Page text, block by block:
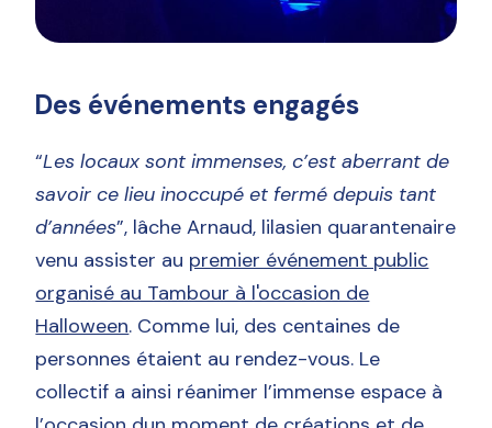
Des événements engagés
“Les locaux sont immenses, c’est aberrant de
savoir ce lieu inoccupé et fermé depuis tant
d’années”, lâche Arnaud, lilasien quarantenaire
venu assister au premier événement public
organisé au Tambour à l'occasion de
Halloween. Comme lui, des centaines de
personnes étaient au rendez-vous. Le
collectif a ainsi réanimer l’immense espace à